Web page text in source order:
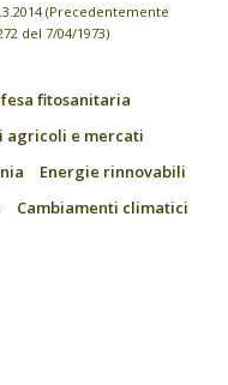
(Precedentemente
del 7/04/1973)
fitosanitaria
agricoli e mercati
Energie rinnovabili
Cambiamenti climatici